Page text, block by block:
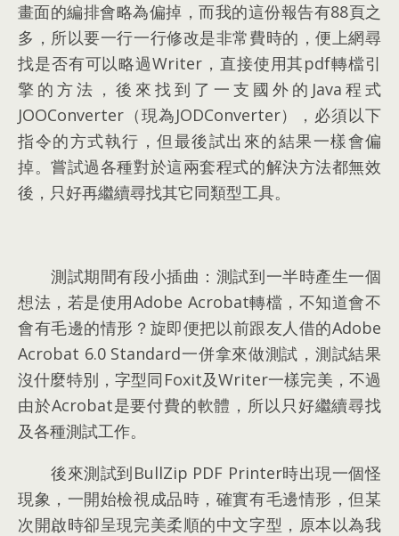
畫面的編排會略為偏掉 ，而我的這份報告有88頁之
多 ， 所以要一行一行修改是非常費時的 ，便上網尋
找是否有可以略過Writer ， 直接使用其pdf轉檔引
擎的方法 ， 後來找到了一支國外的Java程式
JOOConverter（現為JODConverter）
， 必須以下
指令的方式執行 ， 但最後試出來的結果一樣會偏
掉。嘗試過各種對於這兩套程式的解決方法都無效
後 ， 只好再繼續尋找其它同類型工具。
測試期間有段小插曲 ： 測試到一半時產生一個
想法 ， 若是使用Adobe Acrobat轉檔 ， 不知道會不
會有毛邊的情形？旋即便把以前跟友人借的Adobe
Acrobat 6.0 Standard一併拿來做測試 ， 測試結果
沒什麼特別 ，字型同Foxit及Writer一樣完美 ， 不過
由於Acrobat是要付費的軟體 ， 所以只好繼續尋找
及各種測試工作。
後來測試到BullZip PDF Printer時出現一個怪
現象 ， 一開始檢視成品時 ， 確實有毛邊情形 ，但某
次開啟時卻呈現完美柔順的中文字型 ， 原本以為我